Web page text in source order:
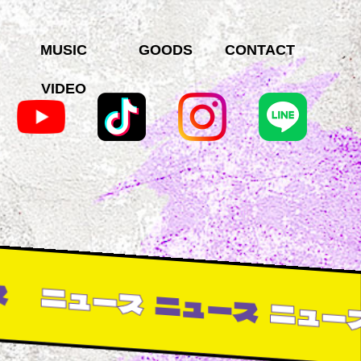
MUSIC
VIDEO
GOODS CONTACT
ニュース ニュース ニュース